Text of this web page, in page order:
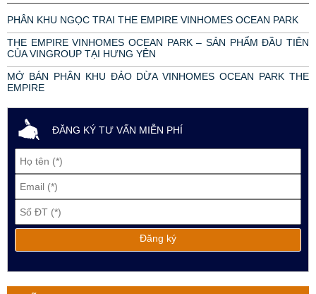
PHÂN KHU NGỌC TRAI THE EMPIRE VINHOMES OCEAN PARK
THE EMPIRE VINHOMES OCEAN PARK – SẢN PHẨM ĐẦU TIÊN
CỦA VINGROUP TẠI HƯNG YÊN
MỞ BÁN PHÂN KHU ĐẢO DỪA VINHOMES OCEAN PARK THE
EMPIRE
ĐĂNG KÝ TƯ VẤN MIỄN PHÍ